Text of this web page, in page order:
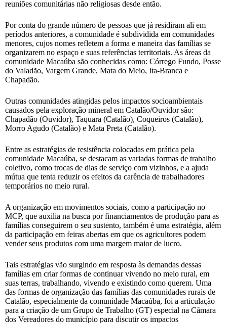
reuniões comunitárias não religiosas desde então.
Por conta do grande número de pessoas que já residiram ali em
períodos anteriores, a comunidade é subdividida em comunidades
menores, cujos nomes refletem a forma e maneira das famílias se
organizarem no espaço e suas referências territoriais. As áreas da
comunidade Macaúba são conhecidas como: Córrego Fundo, Posse
do Valadão, Vargem Grande, Mata do Meio, Ita-Branca e
Chapadão.
Outras comunidades atingidas pelos impactos socioambientais
causados pela exploração mineral em Catalão/Ouvidor são:
Chapadão (Ouvidor), Taquara (Catalão), Coqueiros (Catalão),
Morro Agudo (Catalão) e Mata Preta (Catalão).
Entre as estratégias de resistência colocadas em prática pela
comunidade Macaúba, se destacam as variadas formas de trabalho
coletivo, como trocas de dias de serviço com vizinhos, e a ajuda
mútua que tenta reduzir os efeitos da carência de trabalhadores
temporários no meio rural.
A organização em movimentos sociais, como a participação no
MCP, que auxilia na busca por financiamentos de produção para as
famílias conseguirem o seu sustento, também é uma estratégia, além
da participação em feiras abertas em que os agricultores podem
vender seus produtos com uma margem maior de lucro.
Tais estratégias vão surgindo em resposta às demandas dessas
famílias em criar formas de continuar vivendo no meio rural, em
suas terras, trabalhando, vivendo e existindo como querem. Uma
das formas de organização das famílias das comunidades rurais de
Catalão, especialmente da comunidade Macaúba, foi a articulação
para a criação de um Grupo de Trabalho (GT) especial na Câmara
dos Vereadores do município para discutir os impactos